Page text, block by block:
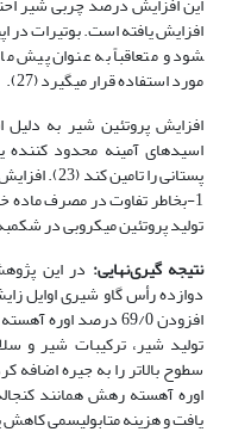
شود و متعاقباً به عنوان
مورد استفاده قرار می­گیرد (27).
اسیدهای آمینه محدود کننده
پستانی را
تولید پروتئین میکروبی در شکمبه
نتیجه گیری‌نهایی: در این
دوازده رأس گاو شیری اوایل
افزودن 69/0 درصد
تولید شیر، ترکیبات شیر و
سطوح بالاتر را به جیره اضافه
اوره آهسته رهش همانند
یافت و هزینه متابولیسمی